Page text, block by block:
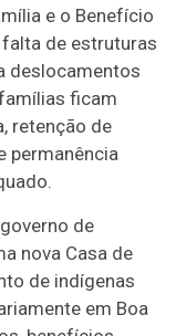
e o Benefício
falta de estruturas
deslocamentos
ficam
retenção de
permanência
de
nova Casa de
de indígenas
em Boa